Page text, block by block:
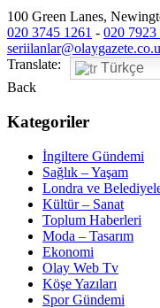
100 Green Lanes,
020 3745 1261 - 020 7923
Translate:
Türkçe
Back
Kategoriler
İngiltere Gündemi
Sağlık – Yaşam
Londra ve
Kültür – Sanat
Toplum Haberleri
Moda – Tasarım
Ekonomi
Olay Web Tv
Köşe Yazıları
Spor Gündemi